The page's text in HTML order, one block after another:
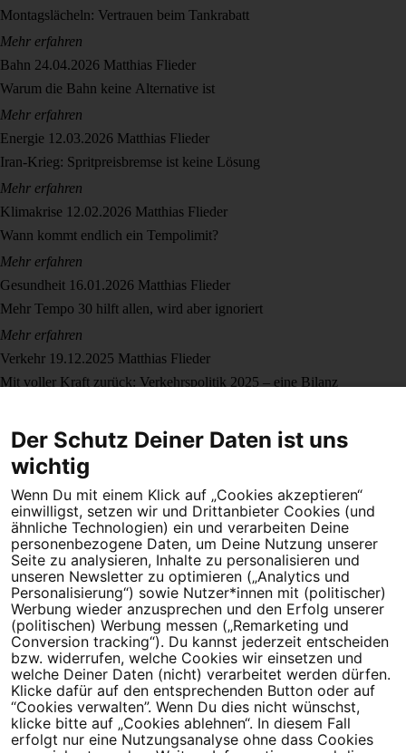
Montagslächeln: Vertrauen beim Tankrabatt
Mehr erfahren
Bahn 24.04.2026 Matthias Flieder
Warum die Bahn keine Alternative ist
Mehr erfahren
Energie 12.03.2026 Matthias Flieder
Iran-Krieg: Spritpreisbremse ist keine Lösung
Mehr erfahren
Klimakrise 12.02.2026 Matthias Flieder
Wann kommt endlich ein Tempolimit?
Mehr erfahren
Gesundheit 16.01.2026 Matthias Flieder
Mehr Tempo 30 hilft allen, wird aber ignoriert
Mehr erfahren
Verkehr 19.12.2025 Matthias Flieder
Mit voller Kraft zurück: Verkehrspolitik 2025 – eine Bilanz
Verkehr
24.10.2025
Matthias Flieder
Hybride sind keine Brückentechnologie
Mehr erfahren
Dein Engagement macht den Unterschied. Schließe Dich 4,5
Millionen Menschen an.
Newsletter bestellen
Der Schutz Deiner Daten ist uns
wichtig
Wenn Du mit einem Klick auf „Cookies akzeptieren“
einwilligst, setzen wir und Drittanbieter Cookies (und
ähnliche Technologien) ein und verarbeiten Deine
personenbezogene Daten, um Deine Nutzung unserer
Seite zu analysieren, Inhalte zu personalisieren und
unseren Newsletter zu optimieren („Analytics und
Personalisierung“) sowie Nutzer*innen mit (politischer)
Werbung wieder anzusprechen und den Erfolg unserer
(politischen) Werbung messen („Remarketing und
Conversion tracking“). Du kannst jederzeit entscheiden
bzw. widerrufen, welche Cookies wir einsetzen und
welche Deiner Daten (nicht) verarbeitet werden dürfen.
Klicke dafür auf den entsprechenden Button oder auf
“Cookies verwalten”. Wenn Du dies nicht wünschst,
klicke bitte auf „Cookies ablehnen“. In diesem Fall
erfolgt nur eine Nutzungsanalyse ohne dass Cookies